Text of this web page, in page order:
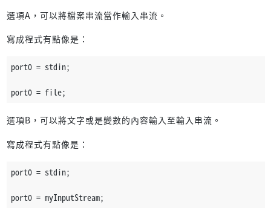
選項A，可以將檔案串流當作輸入串流。
寫成程式有點像是：
port0 = stdin;
port0 = file;
選項B，可以將文字或是變數的內容輸入至輸入串流。
寫成程式有點像是：
port0 = stdin;
port0 = myInputStream;